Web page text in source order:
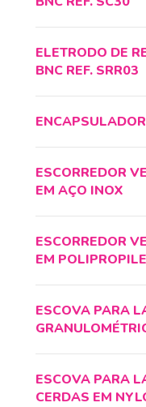
ELETRODO DE
BNC REF. SRR03
ESCORREDOR
EM AÇO INOX
ESCORREDOR
EM
ESCOVA PARA
ESCOVA PARA
CERDAS EM